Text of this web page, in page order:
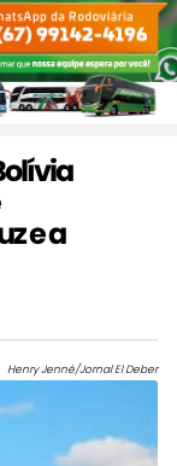
e a
Henry Jenné/Jornal El Deber